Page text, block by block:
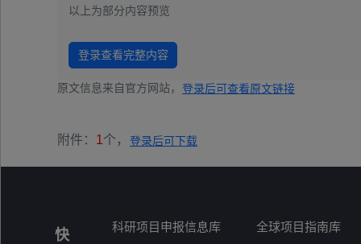
以上为部分内容预览
登录查看完整内容
原文信息来自官方网站， 登录后可查看原文链接
附件： 1个， 登录后可下载
快
科研项目申报信息库 全球项目指南库